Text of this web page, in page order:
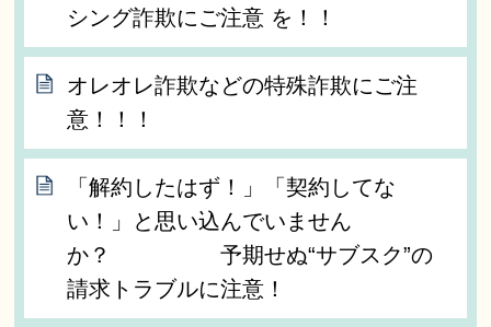
シング詐欺にご注意 を！！
オレオレ詐欺などの特殊詐欺にご注
意！！！
「解約したはず！」「契約してな
い！」と思い込んでいません
か？ 予期せぬ“サブスク”の
請求トラブルに注意！